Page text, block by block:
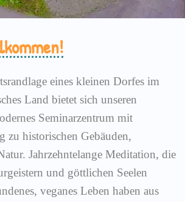
eines kleinen Dorfes im
Land bietet sich unseren
Seminarzentrum mit
zu historischen Gebäuden,
Jahrzehntelange Meditation, die
und göttlichen Seelen
veganes Leben haben aus